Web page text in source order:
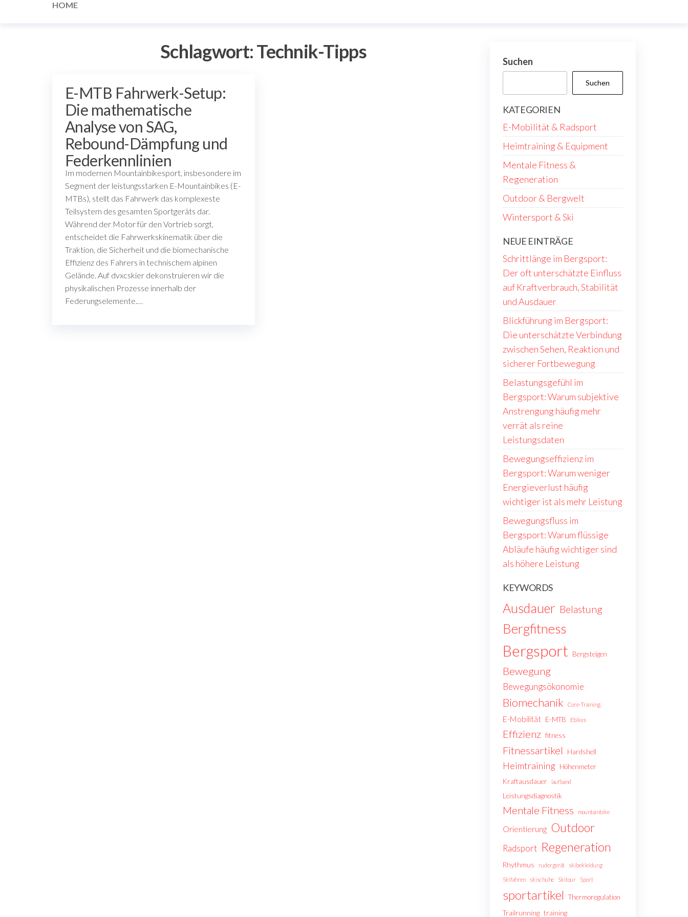
HOME
Schlagwort:Technik-Tipps
E-MTB Fahrwerk-Setup:
Die mathematische
Analyse von SAG,
Rebound-Dämpfung und
Federkennlinien
Im modernen Mountainbikesport, insbesondere im
Segment der leistungsstarken E-Mountainbikes (E-
MTBs), stellt das Fahrwerk das komplexeste
Teilsystem des gesamten Sportgeräts dar.
Während der Motor für den Vortrieb sorgt,
entscheidet die Fahrwerkskinematik über die
Traktion, die Sicherheit und die biomechanische
Effizienz des Fahrers in technischem alpinen
Gelände. Auf dvxcskier dekonstruieren wir die
physikalischen Prozesse innerhalb der
Federungselemente.…
Suchen
Suchen
KATEGORIEN
E-Mobilität & Radsport
Heimtraining & Equipment
Mentale Fitness &
Regeneration
Outdoor & Bergwelt
Wintersport & Ski
NEUE EINTRÄGE
Schrittlänge im Bergsport:
Der oft unterschätzte Einfluss
auf Kraftverbrauch, Stabilität
und Ausdauer
Blickführung im Bergsport:
Die unterschätzte Verbindung
zwischen Sehen, Reaktion und
sicherer Fortbewegung
Belastungsgefühl im
Bergsport: Warum subjektive
Anstrengung häufig mehr
verrät als reine
Leistungsdaten
Bewegungseffizienz im
Bergsport: Warum weniger
Energieverlust häufig
wichtiger ist als mehr Leistung
Bewegungsfluss im
Bergsport: Warum flüssige
Abläufe häufig wichtiger sind
als höhere Leistung
KEYWORDS
Ausdauer Belastung
Bergfitness
Bergsport Bergsteigen
Bewegung
Bewegungsökonomie
Biomechanik Core-Training.
E-Mobilität E-MTB Ebikes
Effizienz fitness
Fitnessartikel Hardshell
Heimtraining
Höhenmeter
Kraftausdauer
laufband
Leistungsdiagnostik
Mentale Fitness mountainbike
Orientierung Outdoor
Radsport Regeneration
Rhythmus rudergerät skibekleidung
Skifahren skischuhe Skitour Sport
sportartikel
Thermoregulation
Trailrunning training